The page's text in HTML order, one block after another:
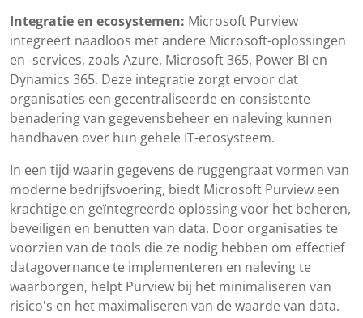
Integratie en ecosystemen: Microsoft Purview
integreert naadloos met andere Microsoft-oplossingen
en -services, zoals Azure, Microsoft 365, Power BI en
Dynamics 365. Deze integratie zorgt ervoor dat
organisaties een gecentraliseerde en consistente
benadering van gegevensbeheer en naleving kunnen
handhaven over hun gehele IT-ecosysteem.
In een tijd waarin gegevens de ruggengraat vormen van
moderne bedrijfsvoering, biedt Microsoft Purview een
krachtige en geïntegreerde oplossing voor het beheren,
beveiligen en benutten van data. Door organisaties te
voorzien van de tools die ze nodig hebben om effectief
datagovernance te implementeren en naleving te
waarborgen, helpt Purview bij het minimaliseren van
risico's en het maximaliseren van de waarde van data.